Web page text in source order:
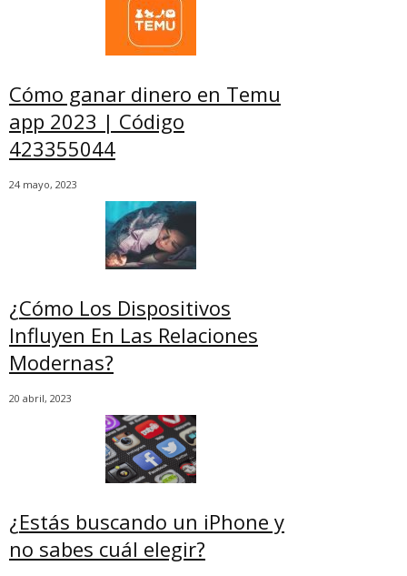
Cómo ganar dinero en Temu
app 2023 | Código
423355044
24 mayo, 2023
¿Cómo Los Dispositivos
Influyen En Las Relaciones
Modernas?
20 abril, 2023
¿Estás buscando un iPhone y
no sabes cuál elegir?